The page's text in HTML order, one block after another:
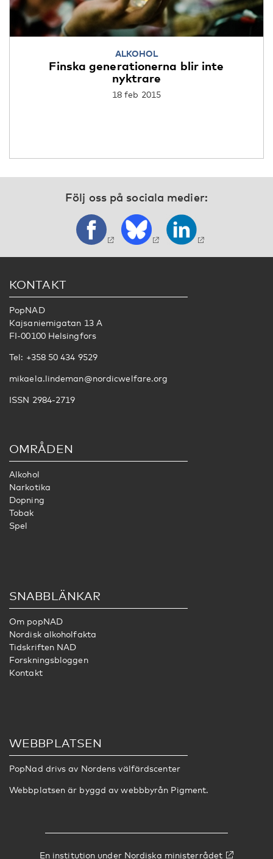
ALKOHOL
Finska generationerna blir inte
nyktrare
18 feb 2015
Följ oss på sociala medier:
KONTAKT
PopNAD
Kajsaniemigatan 13 A
FI-00100 Helsingfors
Tel: +358 50 434 9529
mikaela.lindeman@nordicwelfare.org
ISSN 2984-2719
OMRÅDEN
Alkohol
Narkotika
Dopning
Tobak
Spel
SNABBLÄNKAR
Om popNAD
Nordisk alkoholfakta
Tidskriften NAD
Forskningsbloggen
Kontakt
WEBBPLATSEN
PopNad drivs av Nordens välfärdscenter
Webbplatsen är byggd av webbbyrån Pigment.
En institution under Nordiska ministerrådet